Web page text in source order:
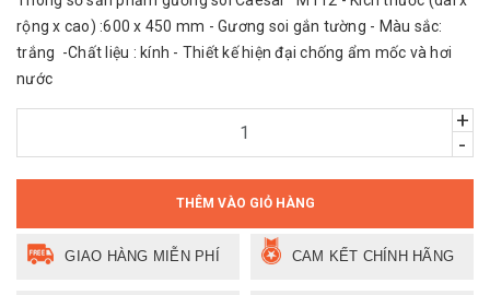
rộng x cao) :600 x 450 mm - Gương soi gắn tường - Màu sắc:
trắng -Chất liệu : kính - Thiết kế hiện đại chống ẩm mốc và hơi
nước
+
-
THÊM VÀO GIỎ HÀNG
GIAO HÀNG MIỄN PHÍ CAM KẾT CHÍNH HÃNG